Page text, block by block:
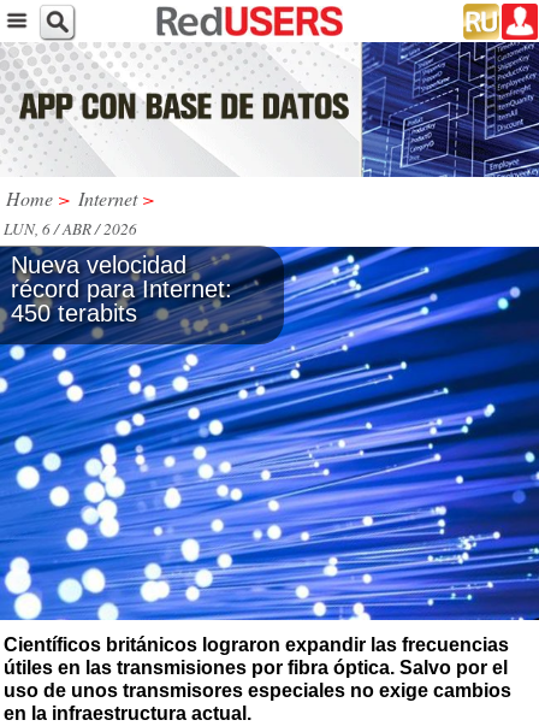
Home > Internet >
LUN, 6 / ABR / 2026
Nueva velocidad
récord para Internet:
450 terabits
Científicos británicos lograron expandir las frecuencias
útiles en las transmisiones por fibra óptica. Salvo por el
uso de unos transmisores especiales no exige cambios
en la infraestructura actual.